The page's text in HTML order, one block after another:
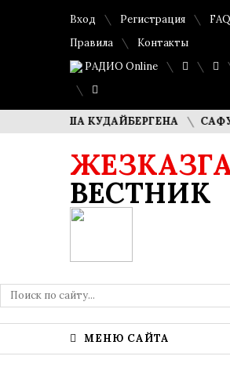
Вход Регистрация
FAQ
Правила
Контакты
РАДИО Online
КУДАЙБЕРГЕНА САФУАН
ВЕСТНИК
МЕНЮ САЙТА